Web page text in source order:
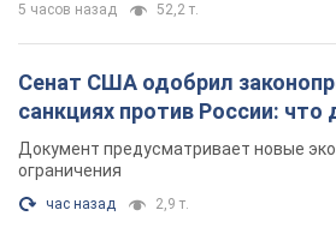
5 часов назад 52,2 т.
Сенат США одобрил
санкциях против России: что
Документ предусматривает новые
ограничения
час назад 2,9 т.